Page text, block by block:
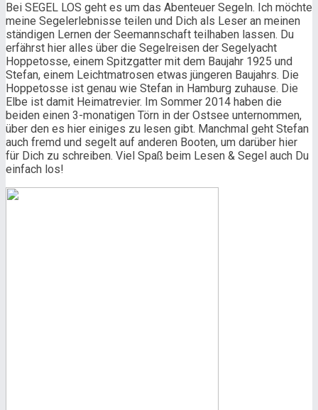
Bei SEGEL LOS geht es um das Abenteuer Segeln. Ich möchte
meine Segelerlebnisse teilen und Dich als Leser an meinen
ständigen Lernen der Seemannschaft teilhaben lassen. Du
erfährst hier alles über die Segelreisen der Segelyacht
Hoppetosse, einem Spitzgatter mit dem Baujahr 1925 und
Stefan, einem Leichtmatrosen etwas jüngeren Baujahrs. Die
Hoppetosse ist genau wie Stefan in Hamburg zuhause. Die
Elbe ist damit Heimatrevier. Im Sommer 2014 haben die
beiden einen 3-monatigen Törn in der Ostsee unternommen,
über den es hier einiges zu lesen gibt. Manchmal geht Stefan
auch fremd und segelt auf anderen Booten, um darüber hier
für Dich zu schreiben. Viel Spaß beim Lesen & Segel auch Du
einfach los!